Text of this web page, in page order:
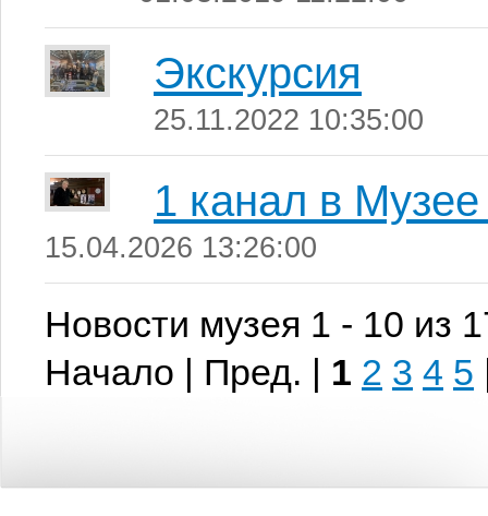
Экскурсия
25.11.2022 10:35:00
1 канал в
15.04.2026 13:26:00
Новости музея 1 - 10 из
Начало | Пред. | 1 2 3 4 5